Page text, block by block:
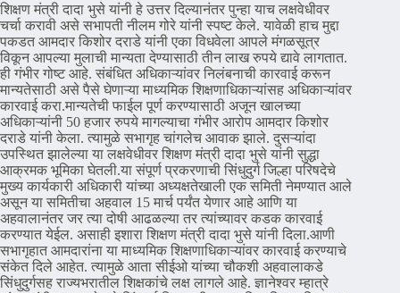
शिक्षण मंत्री दादा भुसे यांनी हे उत्तर दिल्यानंतर पुन्हा याच लक्षवेधीवर
चर्चा करावी असे सभापती नीलम गोरे यांनी स्पष्ट केले. यावेळी हाच मुद्दा
पकडत आमदार किशोर दराडे यांनी एका विधवेला आपले मंगळसूत्र
विकून आपल्या मुलाची मान्यता देण्यासाठी तीन लाख रुपये द्यावे लागतात.
ही गंभीर गोष्ट आहे. संबंधित अधिकाऱ्यांवर निलंबनाची कारवाई करून
मान्यतेसाठी असे पैसे घेणाऱ्या माध्यमिक शिक्षणाधिकाऱ्यांसह अधिकाऱ्यांवर
कारवाई करा.मान्यतेची फाईल पूर्ण करण्यासाठी अजून खालच्या
अधिकाऱ्यांनी 50 हजार रुपये मागल्याचा गंभीर आरोप आमदार किशोर
दराडे यांनी केला. त्यामुळे सभागृह चांगलेच आवाक झाले. दुसऱ्यांदा
उपस्थित झालेल्या या लक्षवेधीवर शिक्षण मंत्री दादा भुसे यांनी सुद्धा
आक्रमक भूमिका घेतली.या संपूर्ण प्रकरणाची सिंधुदुर्ग जिल्हा परिषदेचे
मुख्य कार्यकारी अधिकारी यांच्या अध्यक्षतेखाली एक समिती नेमण्यात आले
असून या समितीचा अहवाल 15 मार्च पर्यंत येणार आहे आणि या
अहवालानंतर जर त्या दोषी आढळल्या तर त्यांच्यावर कडक कारवाई
करण्यात येईल. असाही इशारा शिक्षण मंत्री दादा भुसे यांनी दिला.आणी
सभागृहात आमदारांना या माध्यमिक शिक्षणाधिकाऱ्यांवर कारवाई करण्याचे
संकेत दिले आहेत. त्यामुळे आता सीईओ यांच्या चौकशी अहवालाकडे
सिंधुदुर्गसह राज्यभरातील शिक्षकांचे लक्ष लागले आहे. ज्ञानेश्वर म्हात्रे